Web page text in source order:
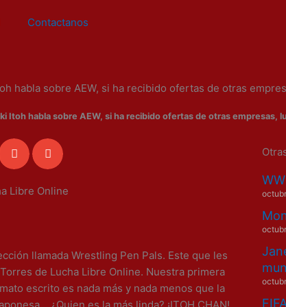
Contactanos
habla sobre AEW, si ha recibido ofertas de otras
Itoh habla sobre AEW, si ha recibido ofertas de otras empresas,
Libre Online
llamada Wrestling Pen Pals. Este que les
de Lucha Libre Online. Nuestra primera
escrito es nada más y nada menos que la